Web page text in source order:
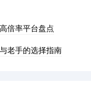
倍率平台盘点
老手的选择指南